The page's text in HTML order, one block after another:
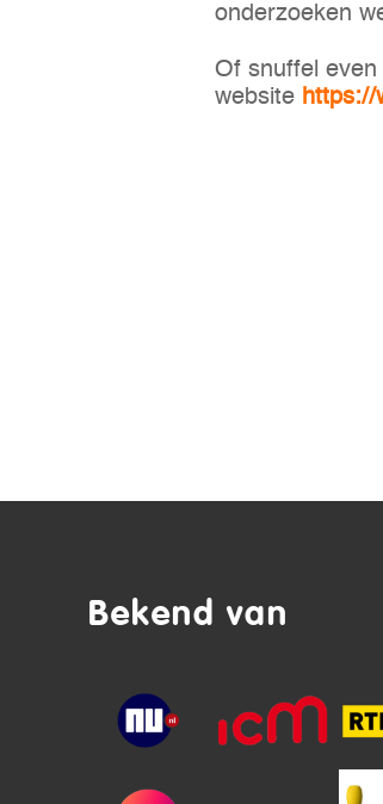
onderzoeken
Of snuffel even
website https://
Bekend van